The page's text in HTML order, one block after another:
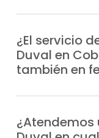
encendido y
presión,
¿El servicio
Duval en
también en
del año,
¿Atendemos